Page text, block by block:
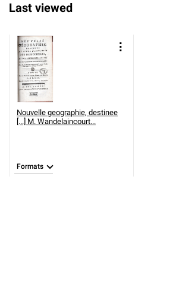
Last viewed
Nouvelle geographie, destinee
[...] M. Wandelaincourt...
Formats